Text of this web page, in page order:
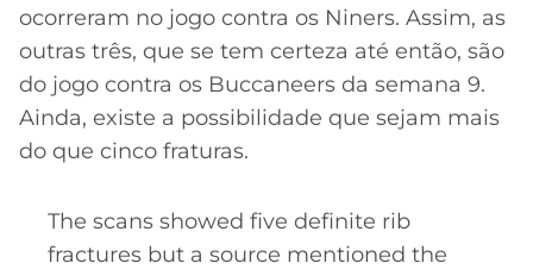
ocorreram no jogo contra os Niners. Assim, as
outras três, que se tem certeza até então, são
do jogo contra os Buccaneers da semana 9.
Ainda, existe a possibilidade que sejam mais
do que cinco fraturas.
The scans showed five definite rib
fractures but a source mentioned the